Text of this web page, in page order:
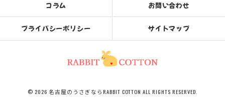
コラム お問い合わせ
プライバシーポリシー サイトマップ
© 2026 名古屋のうさぎならRABBIT COTTON ALL RIGHTS RESERVED.